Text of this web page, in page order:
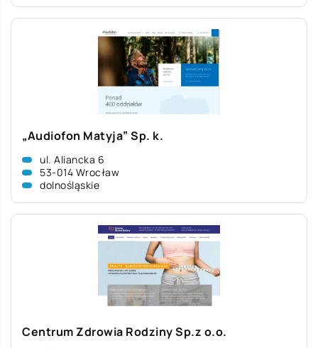
„Audiofon Matyja” Sp. k.
ul. Aliancka 6
53-014 Wrocław
dolnośląskie
Centrum Zdrowia Rodziny Sp.z o.o.